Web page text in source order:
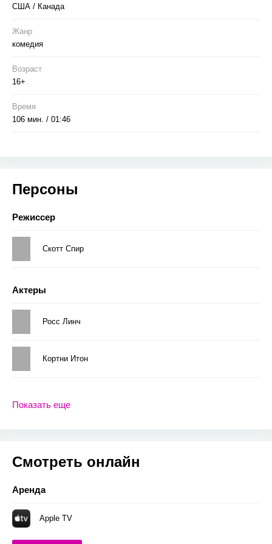
США / Канада
Жанр
комедия
Возраст
16+
Время
106 мин. / 01:46
Персоны
Режиссер
Скотт Спир
Актеры
Росс Линч
Кортни Итон
Показать еще
Смотреть онлайн
Аренда
Apple TV